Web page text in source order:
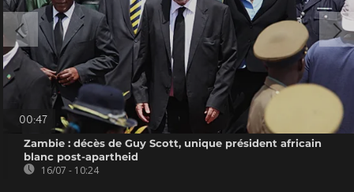
00:47
Zambie : décès de Guy Scott, unique président africain
blanc post-apartheid
16/07 - 10:24